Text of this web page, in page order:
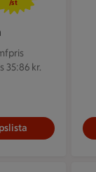
35:86 kr.
/st